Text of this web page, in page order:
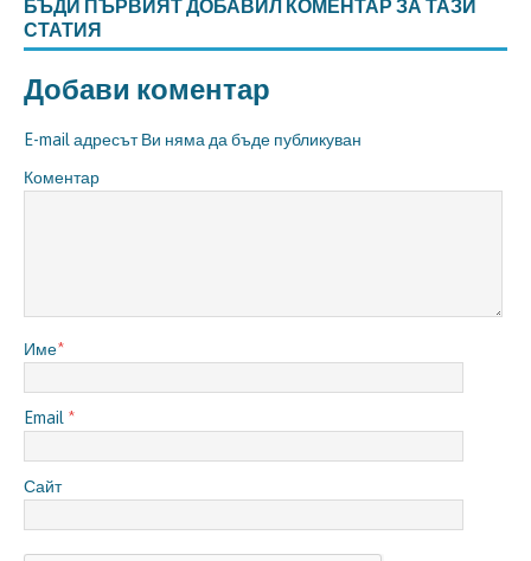
БЪДИ ПЪРВИЯТ ДОБАВИЛ КОМЕНТАР ЗА ТАЗИ
СТАТИЯ
Добави коментар
E-mail адресът Ви няма да бъде публикуван
Коментар
Име*
Email *
Сайт